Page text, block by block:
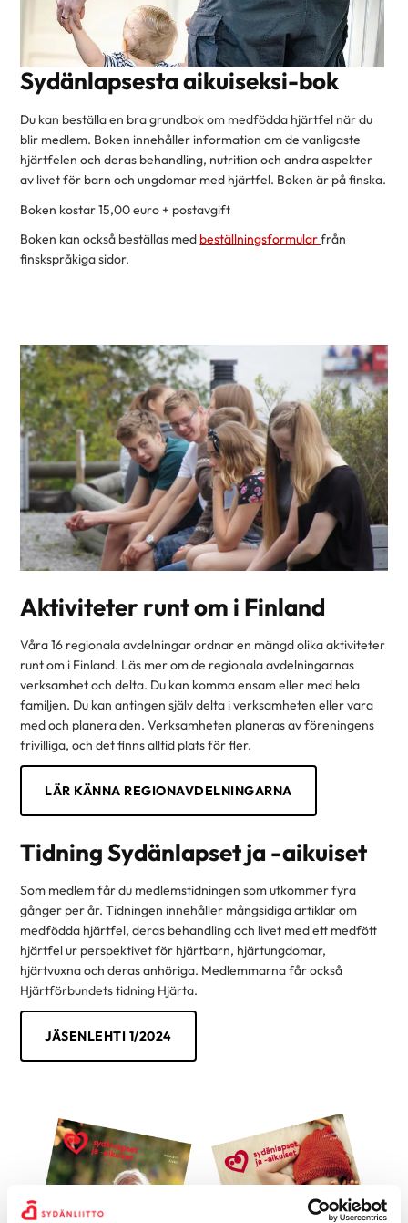
Sydänlapsesta aikuiseksi-bok
Du kan beställa en bra grundbok om medfödda hjärtfel när du
blir medlem. Boken innehåller information om de vanligaste
hjärtfelen och deras behandling, nutrition och andra aspekter
av livet för barn och ungdomar med hjärtfel. Boken är på finska.
Boken kostar 15,00 euro + postavgift
Boken kan också beställas med beställningsformularfrån
finskspråkiga sidor.
Aktiviteter runt om i Finland
Våra 16 regionala avdelningar ordnar en mängd olika aktiviteter
runt om i Finland. Läs mer om de regionala avdelningarnas
verksamhet och delta. Du kan komma ensam eller med hela
familjen. Du kan antingen själv delta i verksamheten eller vara
med och planera den. Verksamheten planeras av föreningens
frivilliga, och det finns alltid plats för fler.
LÄR KÄNNA REGIONAVDELNINGARNA
Tidning Sydänlapset ja -aikuiset
Som medlem får du medlemstidningen som utkommer fyra
gånger per år. Tidningen innehåller mångsidiga artiklar om
medfödda hjärtfel, deras behandling och livet med ett medfött
hjärtfel ur perspektivet för hjärtbarn, hjärtungdomar,
hjärtvuxna och deras anhöriga. Medlemmarna får också
Hjärtförbundets tidning Hjärta.
JÄSENLEHTI 1/2024